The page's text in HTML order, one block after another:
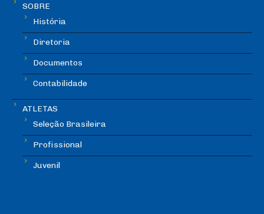
SOBRE
História
Diretoria
Documentos
Contabilidade
ATLETAS
Seleção Brasileira
Profissional
Juvenil